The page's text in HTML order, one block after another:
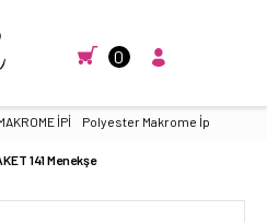
0
İPİ Polyester Makrome İp
141 Menekşe